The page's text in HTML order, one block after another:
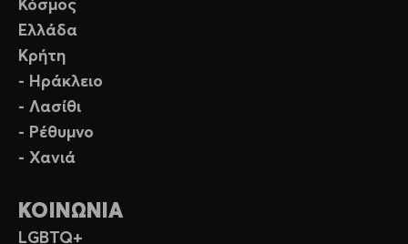
Κόσμος
Ελλάδα
Κρήτη
- Ηράκλειο
- Λασίθι
- Ρέθυμνο
- Χανιά
ΚΟΙΝΩΝΙΑ
LGBTQ+